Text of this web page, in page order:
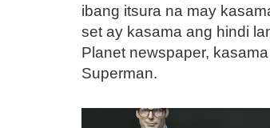
ibang itsura na may
set ay kasama ang hindi
Planet newspaper,
Superman.